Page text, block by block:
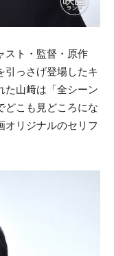
スト・監督・原作
引っさげ登場したキ
た山﨑は「全シーン
どこも見どころにな
オリジナルのセリフ